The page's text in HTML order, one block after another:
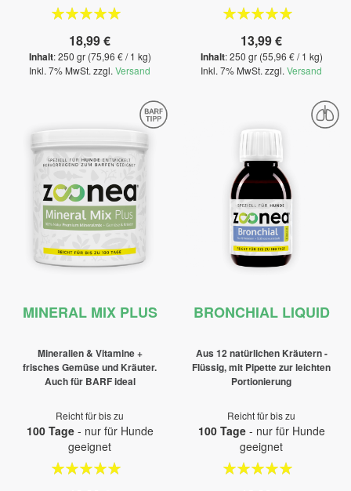
Bewertung:
18,99 €
Inhalt: 250 gr (75,96 € / 1 kg)
Inkl. 7% MwSt. zzgl. Versand
Bewertung:
13,99 €
Inhalt: 250 gr (55,96 € / 1 kg)
Inkl. 7% MwSt. zzgl. Versand
MINERAL MIX PLUS
Mineralien & Vitamine +
frisches Gemüse und Kräuter.
Auch für BARF ideal
Reicht für bis zu
100 Tage- nur für Hunde
geeignet
Bewertung:
BRONCHIAL LIQUID
Aus 12 natürlichen Kräutern -
Flüssig, mit Pipette zur leichten
Portionierung
Reicht für bis zu
100 Tage- nur für Hunde
geeignet
Bewertung: